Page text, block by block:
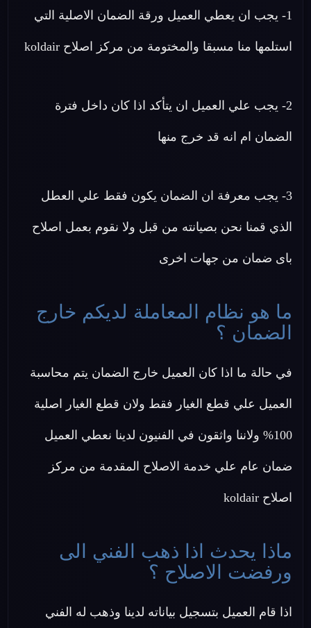
1- يجب ان يعطي العميل ورقة الضمان الاصلية التي
استلمها منا مسبقا والمختومة من مركز اصلاح koldair
2- يجب علي العميل ان يتأكد اذا كان داخل فترة
الضمان ام انه قد خرج منها
3- يجب معرفة ان الضمان يكون فقط علي العطل
الذي قمنا نحن بصيانته من قبل ولا نقوم بعمل اصلاح
باى ضمان من جهات اخرى
ما هو نظام المعاملة لديكم خارج
الضمان ؟
في حالة ما اذا كان العميل خارج الضمان يتم محاسبة
العميل علي قطع الغيار فقط ولان قطع الغيار اصلية
100% ولاننا واثقون في الفنيون لدينا نعطي العميل
ضمان عام علي خدمة الاصلاح المقدمة من مركز
اصلاح koldair
ماذا يحدث اذا ذهب الفني الى
ورفضت الاصلاح ؟
اذا قام العميل بتسجيل بياناته لدينا وذهب له الفني